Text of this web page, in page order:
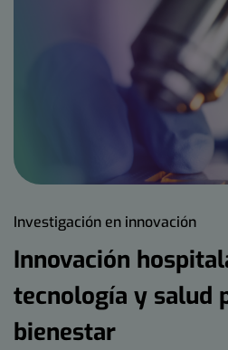
Innovación
tecnología y salud
bienestar
Investigación en innovación